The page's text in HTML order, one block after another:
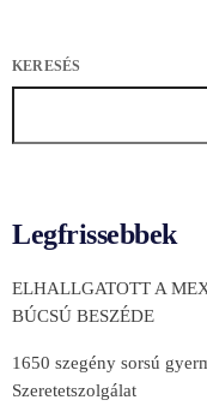
KERESÉS
Legfrissebbek
ELHALLGATOTT A
BÚCSÚ BESZÉDE
1650 szegény sorsú
Szeretetszolgálat